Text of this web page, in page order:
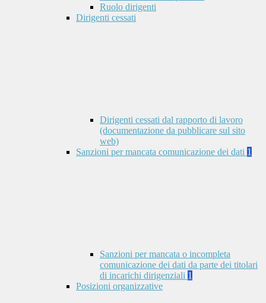
Ruolo dirigenti
Dirigenti cessati
Dirigenti cessati dal rapporto di lavoro
(documentazione da pubblicare sul sito
web)
Sanzioni per mancata comunicazione dei dati 1
Sanzioni per mancata o incompleta
comunicazione dei dati da parte dei titolari
di incarichi dirigenziali 1
Posizioni organizzative